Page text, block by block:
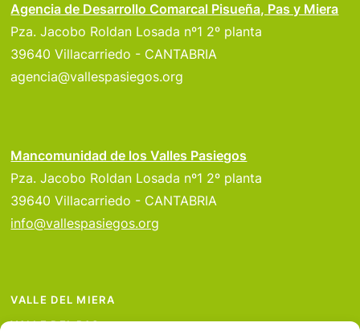
Agencia de Desarrollo Comarcal Pisueña, Pas y Miera
Pza. Jacobo Roldan Losada nº1 2º planta
39640 Villacarriedo - CANTABRIA
agencia@vallespasiegos.org
Mancomunidad de los Valles Pasiegos
Pza. Jacobo Roldan Losada nº1 2º planta
39640 Villacarriedo - CANTABRIA
info@vallespasiegos.org
VALLE DEL MIERA
VALLE DEL PAS